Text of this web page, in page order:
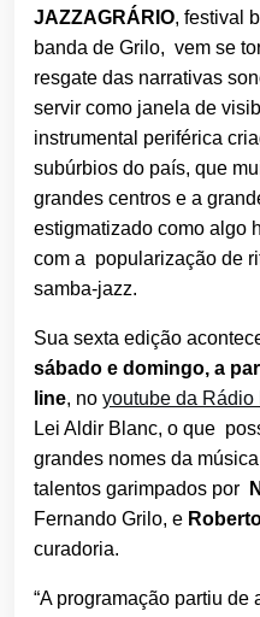
JAZZAGRÁRIO, festival
banda de Grilo, vem se
resgate das narrativas
servir como janela de
instrumental periférica
subúrbios do país, que
grandes centros e a
estigmatizado como algo
com a popularização de
samba-jazz.
Sua sexta edição
sábado e domingo, a
line, no youtube da Rádio
Lei Aldir Blanc, o que
grandes nomes da
talentos garimpados por
Fernando Grilo, e
curadoria.
“A programação partiu